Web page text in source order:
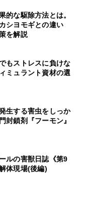
的な駆除方法とは。
シヨモギとの違い
を解説
もストレスに負けな
ミュラント資材の選
生する害虫をしっか
封鎖剤『フーモン』
ルの害獣日誌《第9
体現場(後編)